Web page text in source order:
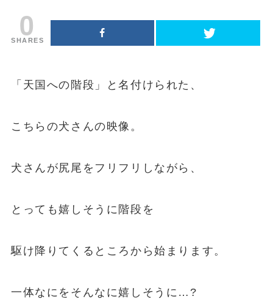
0
SHARES
「天国への階段」と名付けられた、
こちらの犬さんの映像。
犬さんが尻尾をフリフリしながら、
とっても嬉しそうに階段を
駆け降りてくるところから始まります。
一体なにをそんなに嬉しそうに…?